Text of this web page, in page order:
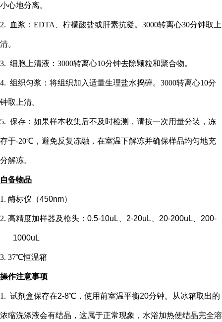
小心地分离。
2. 血浆：EDTA、柠檬酸盐或肝素抗凝。3000转离心30分钟取上
清。
3. 细胞上清液：3000转离心10分钟去除颗粒和聚合物。
4. 组织匀浆：将组织加入适量生理盐水捣碎。3000转离心10分
钟取上清。
5. 保存：如果样本收集后不及时检测，请按一次用量分装，冻
存于-20℃，避免反复冻融，在室温下解冻并确保样品均匀地充
分解冻。
自备物品
1. 酶标仪（450nm）
2. 高精度加样器及枪头： 0.5-10uL、2-20uL、20-200uL、200-
1000uL
3. 37℃恒温箱
操作注意事项
1. 试剂盒保存在2-8℃，使用前室温平衡20分钟。从冰箱取出的
浓缩洗涤液会有结晶，这属于正常现象，水浴加热使结晶完全溶